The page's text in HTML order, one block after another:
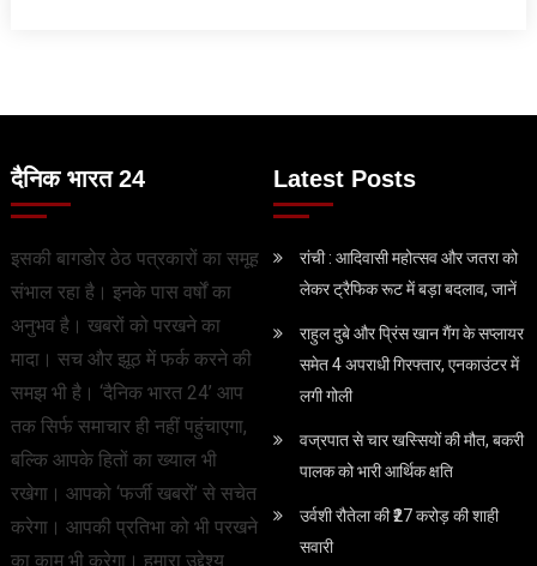
दैनिक भारत 24
इसकी बागडोर ठेठ पत्रकारों का समूह
संभाल रहा है। इनके पास वर्षों का
अनुभव है। खबरों को परखने का
मादा। सच और झूठ में फर्क करने की
समझ भी है। ‘दैनिक भारत 24’ आप
तक सिर्फ समाचार ही नहीं पहुंचाएगा,
बल्कि आपके हितों का ख्याल भी
रखेगा। आपको ‘फर्जी खबरों’ से सचेत
करेगा। आपकी प्रतिभा को भी परखने
का काम भी करेगा। हमारा उद्देश्य
Latest Posts
रांची : आदिवासी महोत्सव और जतरा को
लेकर ट्रैफिक रूट में बड़ा बदलाव, जानें
राहुल दुबे और प्रिंस खान गैंग के सप्लायर
समेत 4 अपराधी गिरफ्तार, एनकाउंटर में
लगी गोली
वज्रपात से चार खस्सियों की मौत, बकरी
पालक को भारी आर्थिक क्षति
उर्वशी रौतेला की ₹27 करोड़ की शाही
सवारी